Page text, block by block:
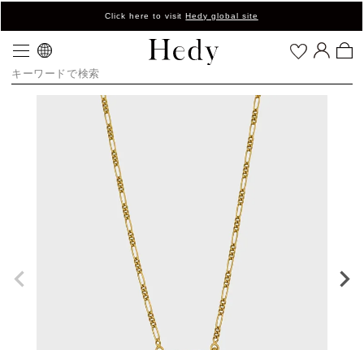
Click here to visitHedy global site